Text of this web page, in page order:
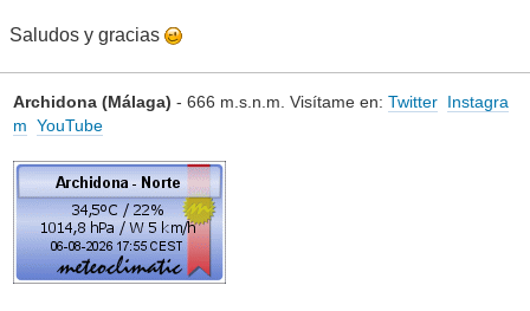
Saludos y gracias
Archidona (Málaga) - 666 m.s.n.m. Visítame en: Twitter Instagra
m YouTube